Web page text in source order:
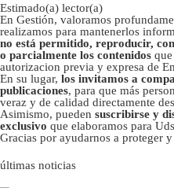
Estimado(a) lector(a)
En Gestión, valoramos
realizamos para mantenerlos
no está permitido, reproducir,
o parcialmente los contenidos
autorizacion previa y expresa de
En su lugar, los invitamos a
publicaciones, para que más
veraz y de calidad directamente
Asimismo, pueden suscribirse y
exclusivo que elaboramos para
Gracias por ayudarnos a proteger
últimas noticias